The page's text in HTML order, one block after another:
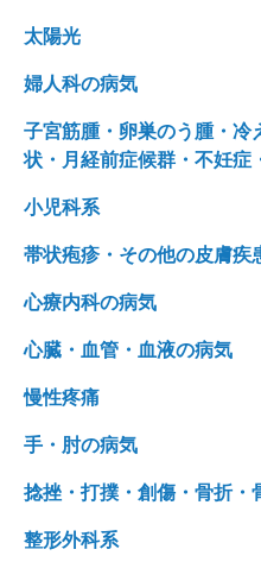
太陽光
婦人科の病気
子宮筋腫・卵巣のう腫・冷
状・月経前症候群・不妊症
小児科系
帯状疱疹・その他の皮膚疾
心療内科の病気
心臓・血管・血液の病気
慢性疼痛
手・肘の病気
捻挫・打撲・創傷・骨折・
整形外科系